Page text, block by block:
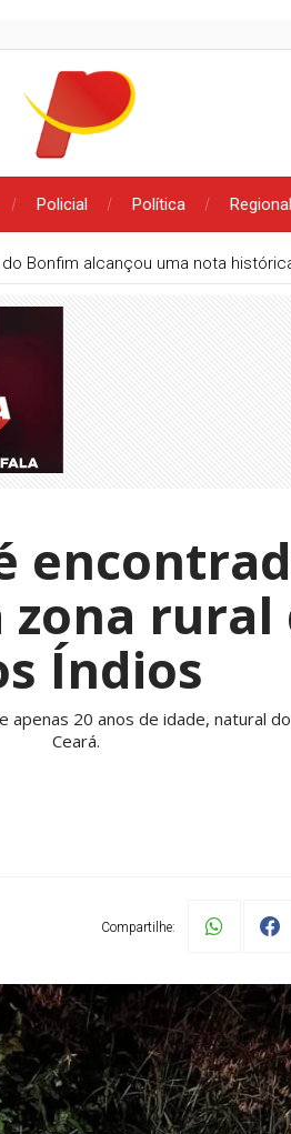
Policial Política Regional
Azevêdo e Nabor Wanderley
rural
Índios
apenas 20 anos de idade, natural
Ceará.
Compartilhe: